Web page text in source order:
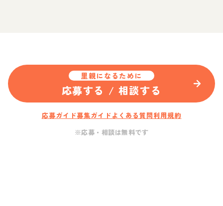
里親になるために
応募する / 相談する
応募ガイド募集ガイド よくある質問利用規約
※応募・相談は無料です